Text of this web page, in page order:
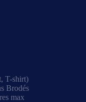
T-shirt)
Brodés
max